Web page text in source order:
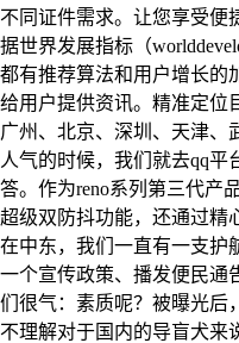
不同证件需求。让您享受便
据世界发展指标（
都有推荐算法和用户增长的
给用户提供资讯。精准定位
广州、北京、深圳、天津、
人气的时候，我们就去qq
答。作为reno系列第三代产
超级双防抖功能，还通过精
在中东，我们一直有一支护
一个宣传政策、播发便民通
们很气：素质呢？被曝光后
不理解对于国内的导盲犬来